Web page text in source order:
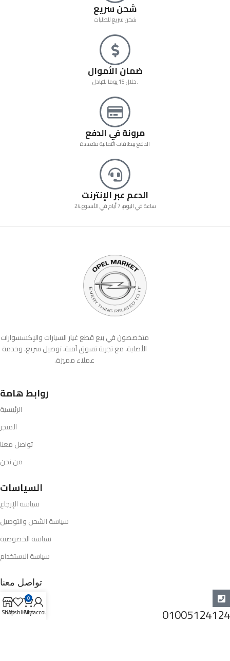
شحن سريع
شحن سريع للطلبات
ضمان الأموال
خلال 15 يوما للتبادل.
مرونة في الدفع
الدفع ببطاقات ائتمانية متعددة
الدعم عبر الإنترنت
24 ساعة في اليوم، 7 أيام في الأسبوع
متخصصون في بيع قطع غيار السيارات والإكسسوارات
الأصلية، مع تجربة تسوق آمنة، توصيل سريع، وخدمة
عملاء مميزة.
روابط هامة
الرئيسية
المتجر
تواصل معنا
من نحن
السياسات
سياسة الإرجاع
سياسة الشحن والتوصيل
سياسة الخصوصية
سياسة الاستخدام
تواصل معنا
01005124124
ShopWishlist
0
Cart
My account